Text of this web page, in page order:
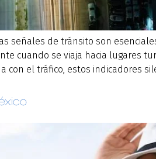
señales de tránsito son
cuando se viaja hacia lugares
con el tráfico, estos indicadores